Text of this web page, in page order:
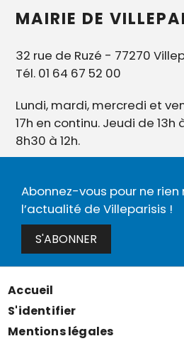
MAIRIE DE
32 rue de Ruzé - 77270
Tél. 01 64 67 52 00
Lundi, mardi, mercredi et
17h en continu. Jeudi de
8h30 à 12h.
Abonnez-vous pour ne
l’actualité de Villeparisis !
S'ABONNER
Menu
Pied
Accueil
S'identifier
Mentions légales